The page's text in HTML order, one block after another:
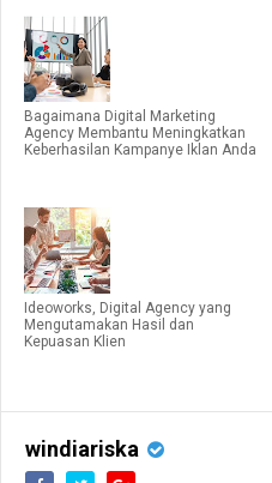
Bagaimana Digital Marketing
Agency Membantu Meningkatkan
Keberhasilan Kampanye Iklan Anda
Ideoworks, Digital Agency yang
Mengutamakan Hasil dan
Kepuasan Klien
windiariska